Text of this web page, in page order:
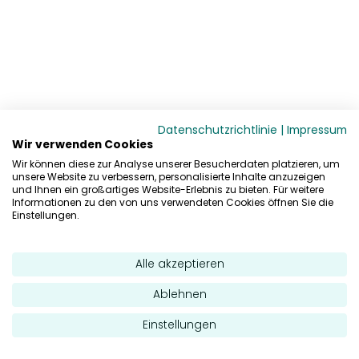
Datenschutzrichtlinie | Impressum
Wir verwenden Cookies
Wir können diese zur Analyse unserer Besucherdaten platzieren, um
unsere Website zu verbessern, personalisierte Inhalte anzuzeigen
und Ihnen ein großartiges Website-Erlebnis zu bieten. Für weitere
Informationen zu den von uns verwendeten Cookies öffnen Sie die
Einstellungen.
Alle akzeptieren
Ablehnen
Einstellungen